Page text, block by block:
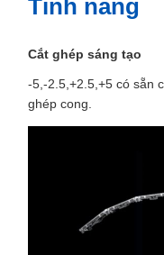
Tính năng
Cắt ghép sáng tạo
-5,-2.5,+2.5,+5 có sẵn
ghép cong.